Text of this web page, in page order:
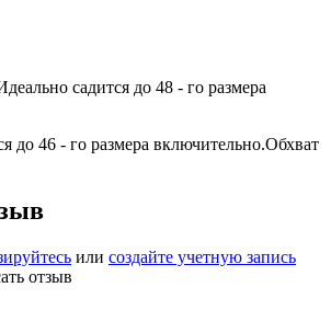
садится до 48 - го размера
до 46 - го размера включительно.Обхват
или создайте учетную запись
отзыв